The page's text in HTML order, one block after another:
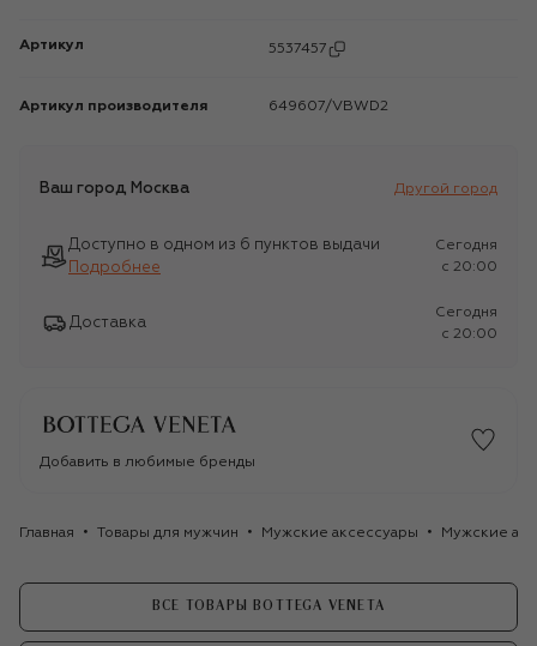
Артикул 5537457
Артикул производителя 649607/VBWD2
Ваш город Москва Другой город
Доступно в одном из 6 пунктов выдачи
Подробнее
Сегодня
c 20:00
Доставка
Сегодня
c 20:00
Добавить в любимые бренды
Главная Товары для мужчин Мужские аксессуары Мужские
ВСЕ ТОВАРЫ BOTTEGA VENETA